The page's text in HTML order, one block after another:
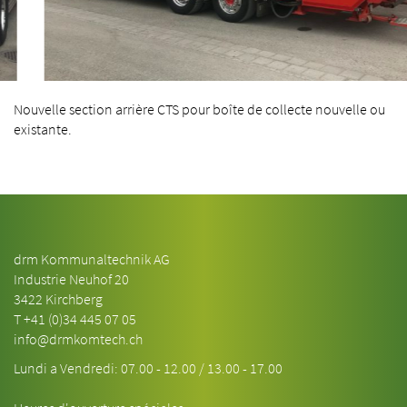
Nouvelle section arrière CTS pour boîte de collecte nouvelle ou
existante.
drm Kommunaltechnik AG
Industrie Neuhof 20
3422 Kirchberg
T+41 (0)34 445 07 05
info@drmkomtech.ch
Lundi a Vendredi: 07.00 - 12.00 / 13.00 - 17.00